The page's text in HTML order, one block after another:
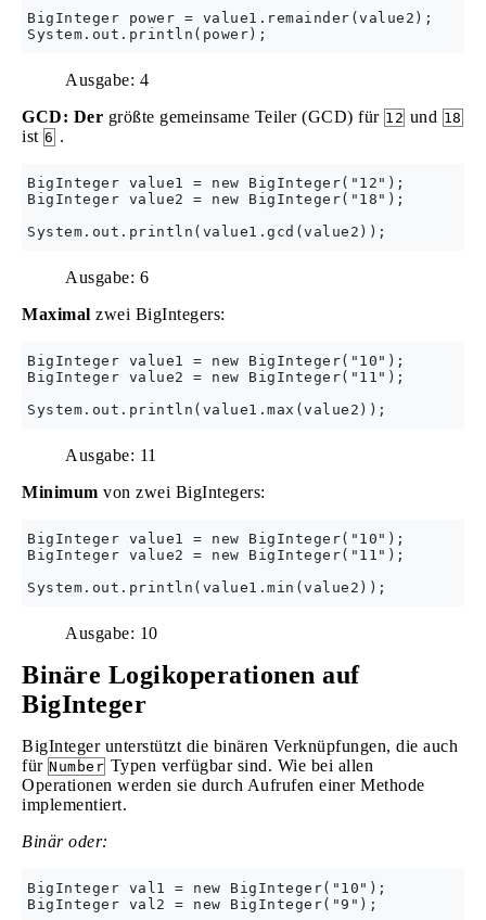
BigInteger power = value1.remainder(value2);
Ausgabe: 4
GCD: Der größte gemeinsame Teiler (GCD) für 12 und 18
ist 6 .
BigInteger value1 = new BigInteger("12");
BigInteger value2 = new BigInteger("18");
Ausgabe: 6
Maximal zwei BigIntegers:
BigInteger value1 = new BigInteger("10");
BigInteger value2 = new BigInteger("11");
Ausgabe: 11
Minimum von zwei BigIntegers:
BigInteger value1 = new BigInteger("10");
BigInteger value2 = new BigInteger("11");
Ausgabe: 10
Binäre Logikoperationen auf
BigInteger
BigInteger unterstützt die binären Verknüpfungen, die auch
für Number Typen verfügbar sind. Wie bei allen
Operationen werden sie durch Aufrufen einer Methode
implementiert.
Binär oder:
BigInteger val1 = new BigInteger("10");
BigInteger val2 = new BigInteger("9");